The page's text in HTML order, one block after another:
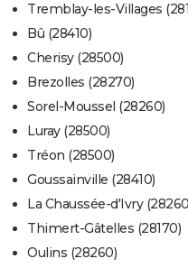
Tremblay-les-Villages
Bû (28410)
Cherisy (28500)
Brezolles (28270)
Sorel-Moussel (28260)
Luray (28500)
Tréon (28500)
Goussainville (28410)
La Chaussée-d'Ivry
Thimert-Gâtelles (28170)
Oulins (28260)